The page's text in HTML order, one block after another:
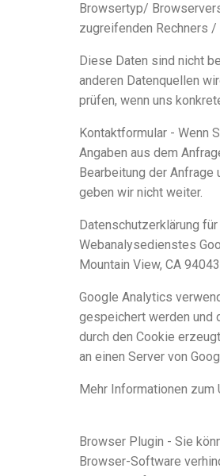
Browsertyp/
zugreifenden Rechners /
Diese Daten sind nicht
anderen Datenquellen
prüfen, wenn uns
Kontaktformular - Wenn
Angaben aus dem
Bearbeitung der
geben wir nicht weiter.
Datenschutzerklärung
Webanalysedienstes
Mountain View, CA
Google Analytics
gespeichert werden und
durch den Cookie
an einen Server von
Mehr Informationen zum
Browser Plugin - Sie
Browser-Software